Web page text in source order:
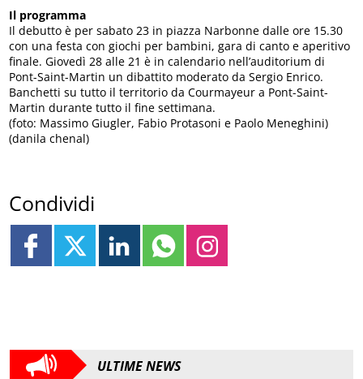
Il programma
Il debutto è per sabato 23 in piazza Narbonne dalle ore 15.30
con una festa con giochi per bambini, gara di canto e aperitivo
finale. Giovedì 28 alle 21 è in calendario nell’auditorium di
Pont-Saint-Martin un dibattito moderato da Sergio Enrico.
Banchetti su tutto il territorio da Courmayeur a Pont-Saint-
Martin durante tutto il fine settimana.
(foto: Massimo Giugler, Fabio Protasoni e Paolo Meneghini)
(danila chenal)
Condividi
ULTIME NEWS